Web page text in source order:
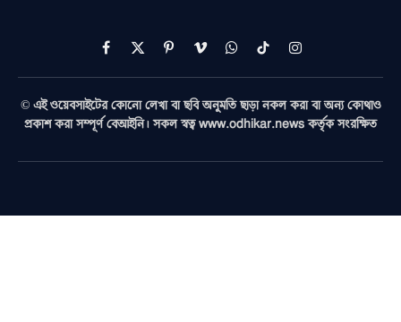
Facebook
X
(Twitter)
PinterestVimeoWhatsAppTikTokInstagram
© এই ওয়েবসাইটের কোনো লেখা বা ছবি অনুমতি ছাড়া নকল করা বা অন্য কোথাও
প্রকাশ করা সম্পূর্ণ বেআইনি। সকল স্বত্ব www.odhikar.news কর্তৃক সংরক্ষিত